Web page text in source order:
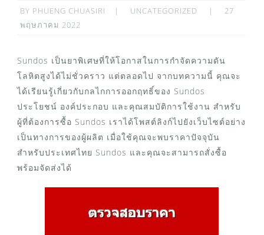
BY PHUENG CHUASIRI UNCATEGORIZED
POSTED
27
พฤษภาคม 2022
Sundos เป็นยาพิเศษที่ให้โอกาสในการกำจัดความดัน
โลหิตสูงได้ไม่ชั่วคราว แต่ตลอดไป จากบทความนี้ คุณจะ
ได้เรียนรู้เกี่ยวกับกลไกการออกฤทธิ์ของ Sundos
ประโยชน์ องค์ประกอบ และคุณสมบัติการใช้งาน สำหรับ
ผู้ที่ต้องการซื้อ Sundos เราได้โพสต์ลิงก์ไปยังเว็บไซต์อย่าง
เป็นทางการของผู้ผลิต เมื่อใช้คุณจะพบราคาปัจจุบัน
สำหรับประเทศไทย Sundos และคุณจะสามารถสั่งซื้อ
พร้อมจัดส่งได้